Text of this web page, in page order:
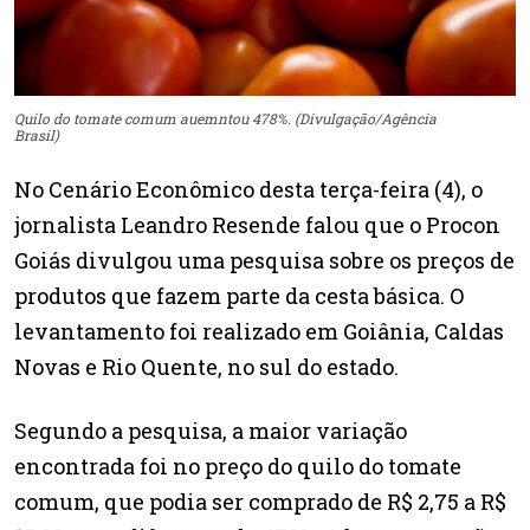
Quilo do tomate comum auemntou 478%. (Divulgação/Agência
Brasil)
No Cenário Econômico desta terça-feira (4), o
jornalista Leandro Resende falou que o Procon
Goiás divulgou uma pesquisa sobre os preços de
produtos que fazem parte da cesta básica. O
levantamento foi realizado em Goiânia, Caldas
Novas e Rio Quente, no sul do estado.
Segundo a pesquisa, a maior variação
encontrada foi no preço do quilo do tomate
comum, que podia ser comprado de R$ 2,75 a R$